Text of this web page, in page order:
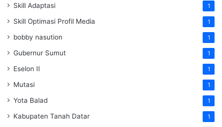
Skill Adaptasi 1
Skill Optimasi Profil Media 1
bobby nasution 1
Gubernur Sumut 1
Eselon II 1
Mutasi 1
Yota Balad 1
Kabupaten Tanah Datar 1